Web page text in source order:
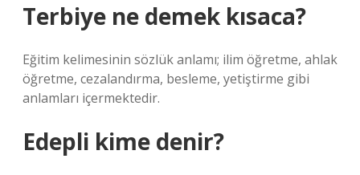
Terbiye ne demek kısaca?
Eğitim kelimesinin sözlük anlamı; ilim öğretme, ahlak
öğretme, cezalandırma, besleme, yetiştirme gibi
anlamları içermektedir.
Edepli kime denir?